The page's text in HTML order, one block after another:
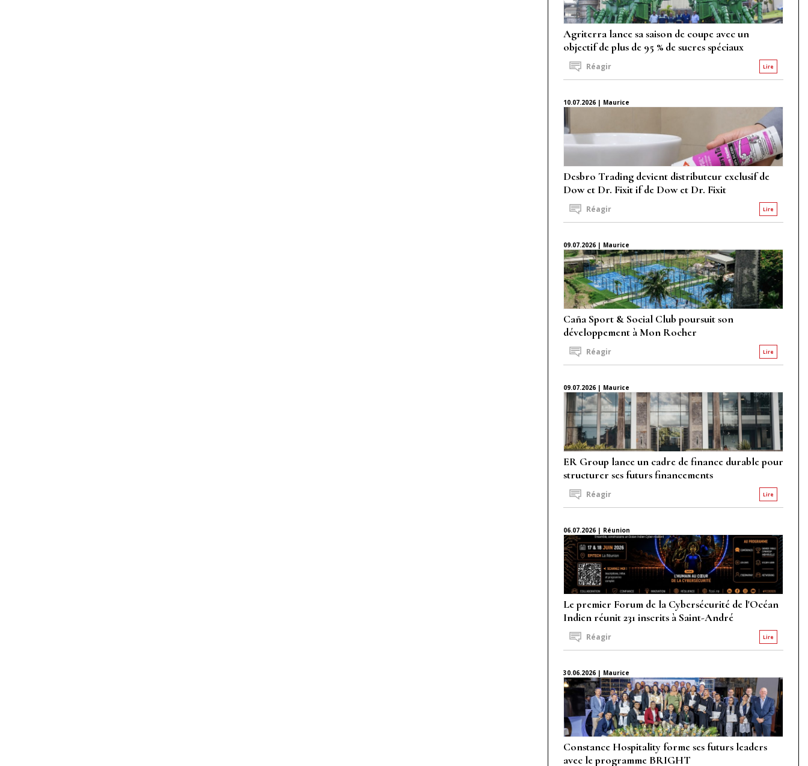
Agriterra lance sa saison de coupe avec un
objectif de plus de 95 % de sucres spéciaux
Lire
Réagir
10.07.2026 | Maurice
Desbro Trading devient distributeur exclusif de
Dow et Dr. Fixit if de Dow et Dr. Fixit
Lire
Réagir
09.07.2026 | Maurice
Caña Sport & Social Club poursuit son
développement à Mon Rocher
Lire
Réagir
09.07.2026 | Maurice
ER Group lance un cadre de finance durable pour
structurer ses futurs financements
Lire
Réagir
06.07.2026 | Réunion
Le premier Forum de la Cybersécurité de l'Océan
Indien réunit 231 inscrits à Saint-André
Lire
Réagir
30.06.2026 | Maurice
Constance Hospitality forme ses futurs leaders
avec le programme BRIGHT